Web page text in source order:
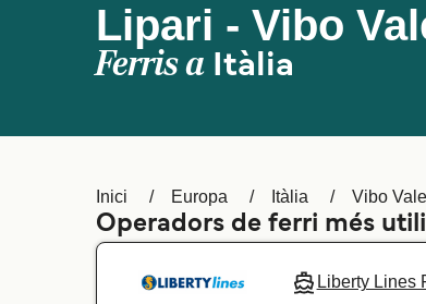
Lipari - Vibo
Ferris a Itàlia
Inici Europa Itàlia Vibo
Operadors de ferri més
Liberty Lines